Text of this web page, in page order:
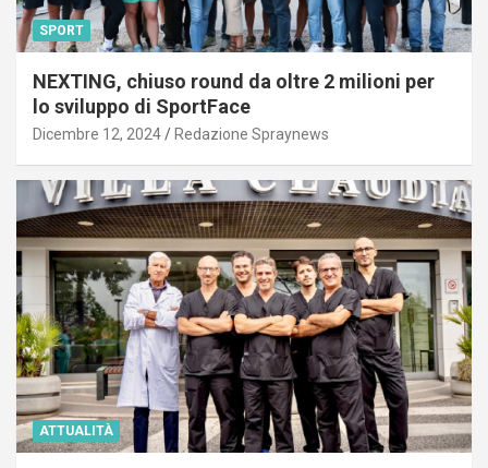
SPORT
NEXTING, chiuso round da oltre 2 milioni per
lo sviluppo di SportFace
Dicembre 12, 2024 Redazione Spraynews
ATTUALITÀ